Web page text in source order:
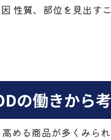
性質、部位を見出す
の働きから
める商品が多くみら